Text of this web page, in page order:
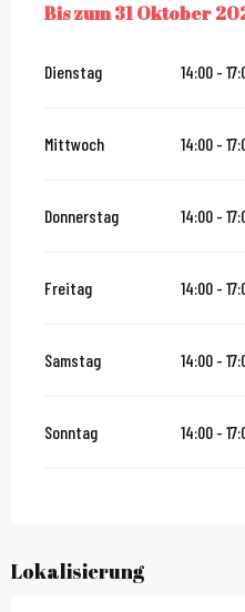
VOM4 APRIL 2026BIS ZUM31
Bis zum31 Oktober
Dienstag 14:00 -
Mittwoch 14:00 -
Donnerstag 14:00 -
Freitag 14:00 -
Samstag 14:00 -
Sonntag 14:00 -
Lokalisierung